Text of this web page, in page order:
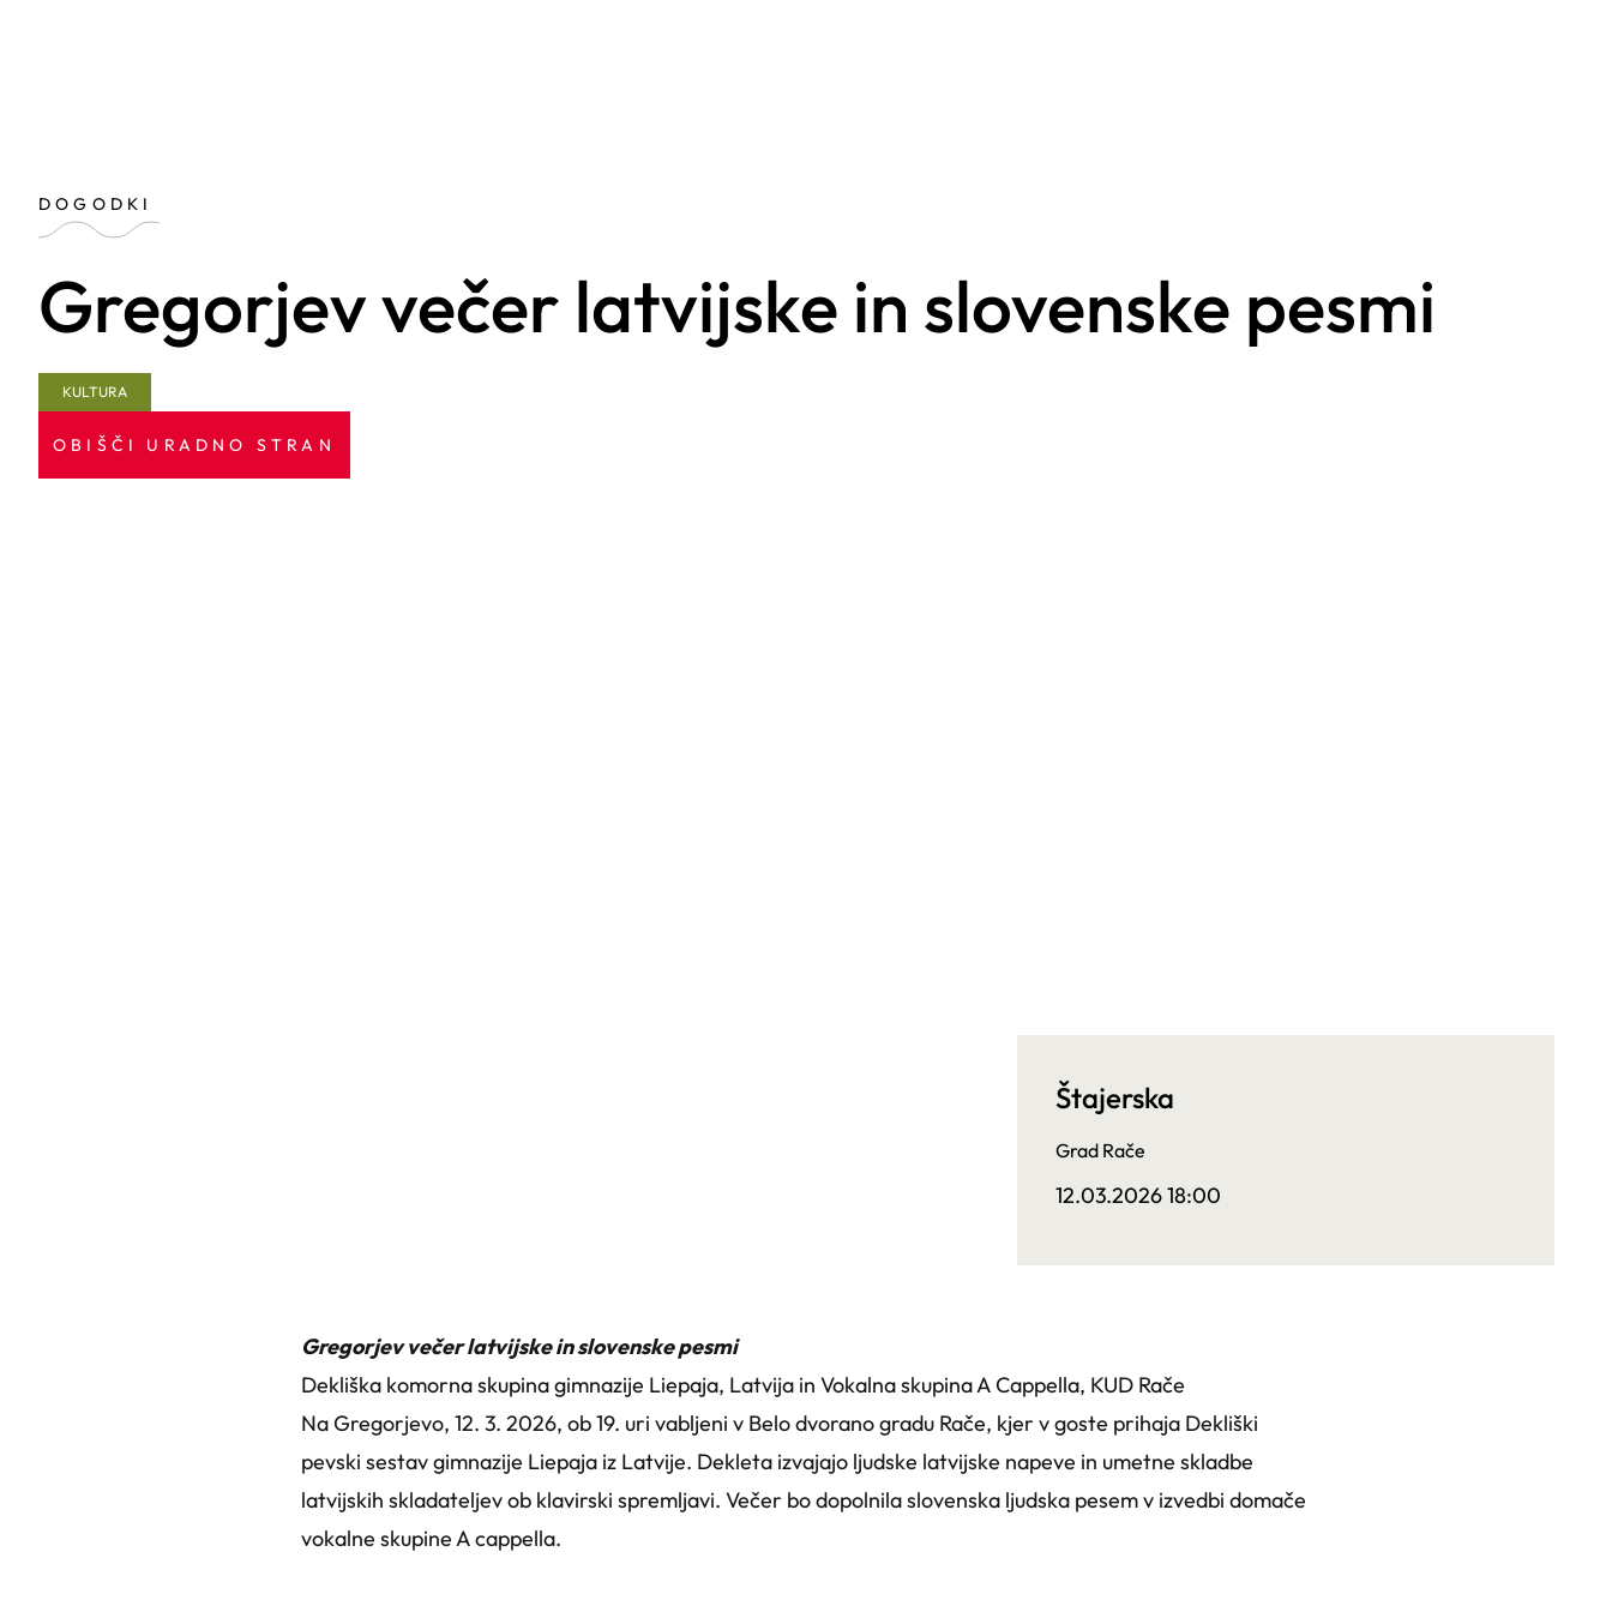
DOGODKI
Gregorjev večer latvijske in slovenske pesmi
KULTURA
OBIŠČI URADNO STRAN
Štajerska
Grad Rače
12.03.2026 18:00
Gregorjev večer latvijske in slovenske pesmi
Dekliška komorna skupina gimnazije Liepaja, Latvija in Vokalna skupina A Cappella, KUD Rače
Na Gregorjevo, 12. 3. 2026, ob 19. uri vabljeni v Belo dvorano gradu Rače, kjer v goste prihaja Dekliški
pevski sestav gimnazije Liepaja iz Latvije. Dekleta izvajajo ljudske latvijske napeve in umetne skladbe
latvijskih skladateljev ob klavirski spremljavi. Večer bo dopolnila slovenska ljudska pesem v izvedbi domače
vokalne skupine A cappella.